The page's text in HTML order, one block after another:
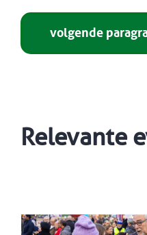
volgende
Relevante